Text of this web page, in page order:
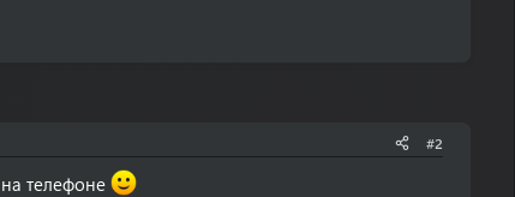
#2
телефоне